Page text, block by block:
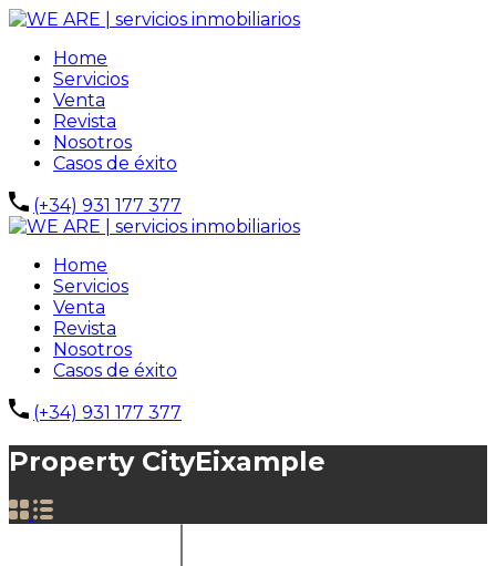
Home
Servicios
Venta
Revista
Nosotros
Casos de éxito
(+34) 931 177 377
Home
Servicios
Venta
Revista
Nosotros
Casos de éxito
(+34) 931 177 377
Property CityEixample